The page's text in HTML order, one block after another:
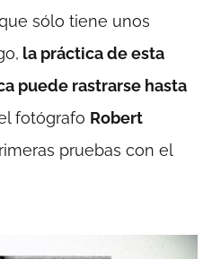
sólo tiene unos
la práctica de esta
puede rastrarse hasta
fotógrafo Robert
pruebas con el